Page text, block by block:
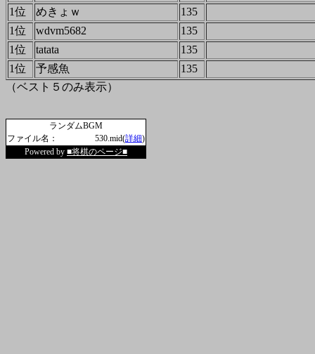
1位 めきょｗ
135
1位
wdvm5682
135
1位
tatata
135
1位
予感魚
135
（ベスト５のみ表示）
ランダムBGM
ファイル名：
530.mid(詳細)
Powered by ■将棋のページ■